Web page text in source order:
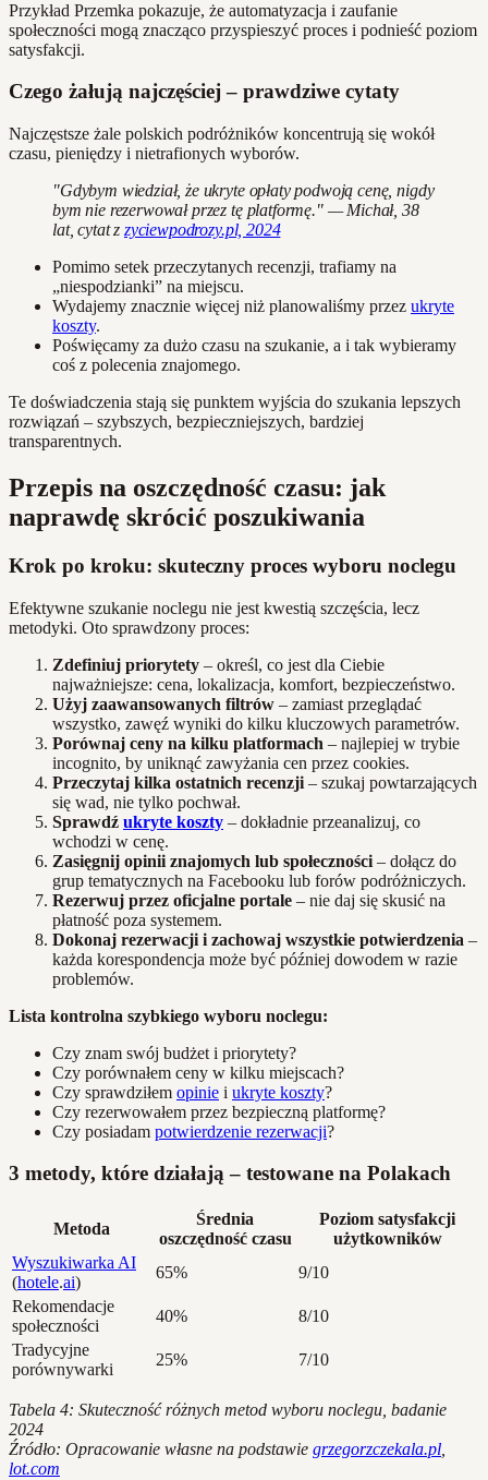
Przykład Przemka pokazuje, że automatyzacja i zaufanie
społeczności mogą znacząco przyspieszyć proces i podnieść poziom
satysfakcji.
Czego żałują najczęściej – prawdziwe cytaty
Najczęstsze żale polskich podróżników koncentrują się wokół
czasu, pieniędzy i nietrafionych wyborów.
"Gdybym wiedział, że ukryte opłaty podwoją cenę, nigdy
bym nie rezerwował przez tę platformę." — Michał, 38
lat, cytat z zyciewpodrozy.pl, 2024
Pomimo setek przeczytanych recenzji, trafiamy na
„niespodzianki” na miejscu.
Wydajemy znacznie więcej niż planowaliśmy przez ukryte
koszty.
Poświęcamy za dużo czasu na szukanie, a i tak wybieramy
coś z polecenia znajomego.
Te doświadczenia stają się punktem wyjścia do szukania lepszych
rozwiązań – szybszych, bezpieczniejszych, bardziej
transparentnych.
Przepis na oszczędność czasu: jak
naprawdę skrócić poszukiwania
Krok po kroku: skuteczny proces wyboru noclegu
Efektywne szukanie noclegu nie jest kwestią szczęścia, lecz
metodyki. Oto sprawdzony proces:
Zdefiniuj priorytety – określ, co jest dla Ciebie
najważniejsze: cena, lokalizacja, komfort, bezpieczeństwo.
Użyj zaawansowanych filtrów – zamiast przeglądać
wszystko, zawęź wyniki do kilku kluczowych parametrów.
Porównaj ceny na kilku platformach – najlepiej w trybie
incognito, by uniknąć zawyżania cen przez cookies.
Przeczytaj kilka ostatnich recenzji – szukaj powtarzających
się wad, nie tylko pochwał.
Sprawdź ukryte koszty – dokładnie przeanalizuj, co
wchodzi w cenę.
Zasięgnij opinii znajomych lub społeczności – dołącz do
grup tematycznych na Facebooku lub forów podróżniczych.
Rezerwuj przez oficjalne portale – nie daj się skusić na
płatność poza systemem.
Dokonaj rezerwacji i zachowaj wszystkie potwierdzenia –
każda korespondencja może być później dowodem w razie
problemów.
Lista kontrolna szybkiego wyboru noclegu:
Czy znam swój budżet i priorytety?
Czy porównałem ceny w kilku miejscach?
Czy sprawdziłem opinie i ukryte koszty?
Czy rezerwowałem przez bezpieczną platformę?
Czy posiadam potwierdzenie rezerwacji?
3 metody, które działają – testowane na Polakach
Metoda
Średnia
oszczędność czasu
Poziom satysfakcji
użytkowników
Wyszukiwarka AI
(hotele.ai)
65%
9/10
Rekomendacje
społeczności
40%
8/10
Tradycyjne
porównywarki
25% 7/10
Tabela 4: Skuteczność różnych metod wyboru noclegu, badanie
2024
Źródło: Opracowanie własne na podstawie grzegorzczekala.pl
lot.com